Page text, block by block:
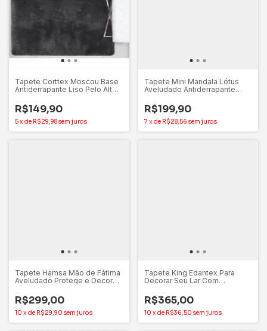
Tapete Corttex Moscou Base
Antiderrapante Liso Pelo Alto
R$149,90
5x de R$29,98sem juros
Tapete Mini Mandala Lótus
Aveludado Antiderrapante
R$199,90
7 x de R$28,56 sem juros
Tapete Hamsa Mão de Fátima
Aveludado Protege e Decora –
R$299,00
10 xde R$29,90 sem juros
Tapete King Edantex Para
Decorar Seu Lar Com
R$365,00
10 xde R$36,50 sem juros